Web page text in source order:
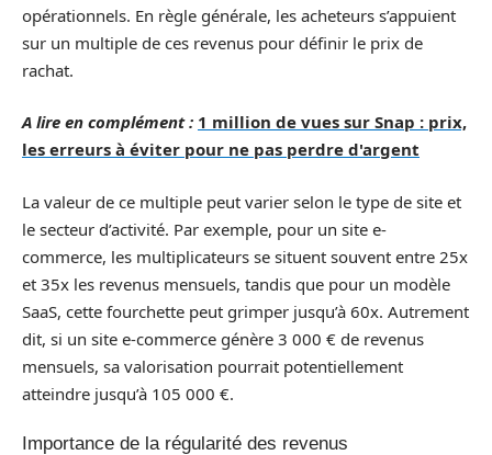
opérationnels. En règle générale, les acheteurs s’appuient
sur un multiple de ces revenus pour définir le prix de
rachat.
A lire en complément : 1 million de vues sur Snap : prix,
les erreurs à éviter pour ne pas perdre d'argent
La valeur de ce multiple peut varier selon le type de site et
le secteur d’activité. Par exemple, pour un site e-
commerce, les multiplicateurs se situent souvent entre 25x
et 35x les revenus mensuels, tandis que pour un modèle
SaaS, cette fourchette peut grimper jusqu’à 60x. Autrement
dit, si un site e-commerce génère 3 000 € de revenus
mensuels, sa valorisation pourrait potentiellement
atteindre jusqu’à 105 000 €.
Importance de la régularité des revenus